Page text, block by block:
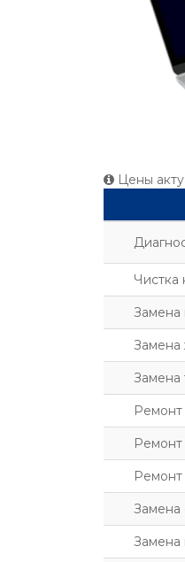
Цены
Чистка
Замена
Замена
Замена
Ремонт
Ремонт
Ремонт
Замена
Замена